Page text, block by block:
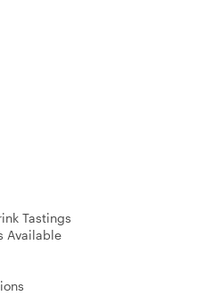
Tastings
Available